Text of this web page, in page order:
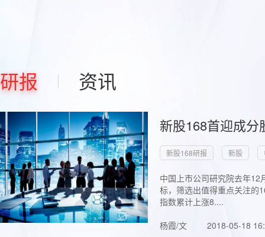
研报 资讯
新股168首迎成
新股168研报 新股
中国上市公司研究院去年
标，筛选出值得重点关注的
指数累计上涨8....
杨霞/文
2018-05-18